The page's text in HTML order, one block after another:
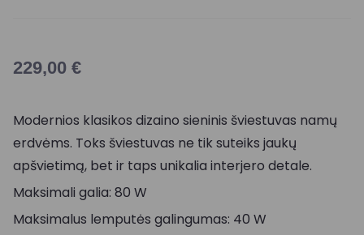
229,00 €
Modernios klasikos dizaino sieninis šviestuvas namų
erdvėms. Toks šviestuvas ne tik suteiks jaukų
apšvietimą, bet ir taps unikalia interjero detale.
Maksimali galia: 80 W
Maksimalus lemputės galingumas: 40 W